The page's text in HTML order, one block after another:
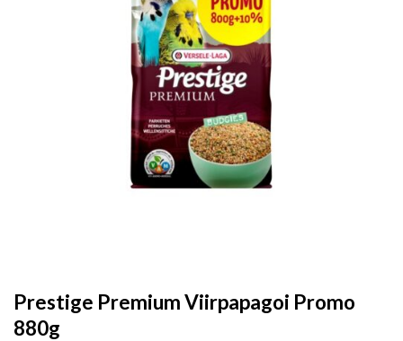
Prestige Premium Viirpapagoi Promo
880g